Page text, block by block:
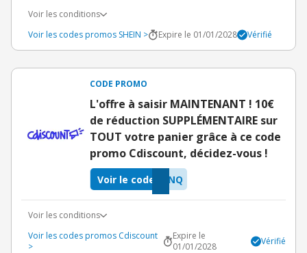
Voir les conditions
Voir les codes promos SHEIN >
Expire le 01/01/2028 Vérifié
CODE PROMO
L'offre à saisir MAINTENANT ! 10€
de réduction SUPPLÉMENTAIRE sur
TOUT votre panier grâce à ce code
promo Cdiscount, décidez-vous !
HNQ
Voir le code
Voir les conditions
Voir les codes promos Cdiscount
>
Expire le
01/01/2028
Vérifié